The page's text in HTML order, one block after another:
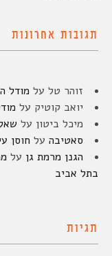
תגובות אחרונות
זוהר טל על מודל
יואב קוטיק על
מיכל ביטון על
סאטיבה על חוסן
הגנן מרמת גן על
בתל אביב
תגיות